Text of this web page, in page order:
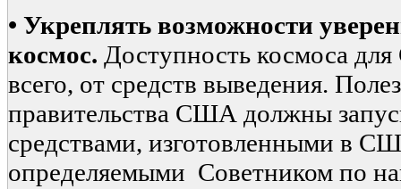
• Укреплять возможности
космос. Доступность космоса
всего, от средств выведения.
правительства США должны
средствами, изготовленными в
определяемыми Советником по